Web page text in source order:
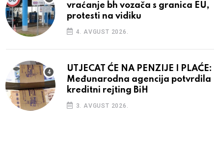
vraćanje bh vozača s granica EU,
protesti na vidiku
4. AVGUST 2026.
UTJECAT ĆE NA PENZIJE I PLAĆE:
Međunarodna agencija potvrdila
kreditni rejting BiH
3. AVGUST 2026.